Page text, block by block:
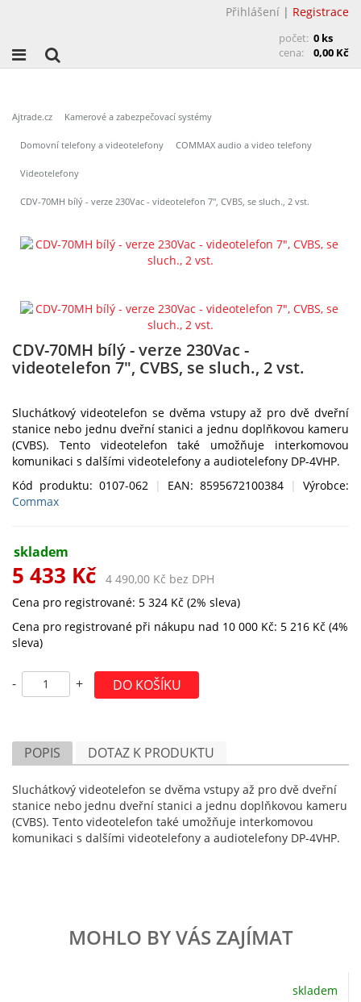
Přihlášení| Registrace
počet: 0 ks
cena:
0,00 Kč
Ajtrade.cz Kamerové a zabezpečovací systémy
Domovní telefony a videotelefony COMMAX audio a video telefony
Videotelefony
CDV-70MH bílý - verze 230Vac - videotelefon 7", CVBS, se sluch., 2 vst.
CDV-70MH bílý - verze 230Vac -
videotelefon 7", CVBS, se sluch., 2 vst.
Sluchátkový videotelefon se dvěma vstupy až pro dvě dveřní
stanice nebo jednu dveřní stanici a jednu doplňkovou kameru
(CVBS). Tento videotelefon také umožňuje interkomovou
komunikaci s dalšími videotelefony a audiotelefony DP-4VHP.
Kód produktu: 0107-062 | EAN: 8595672100384 |
Výrobce:
Commax
skladem
5 433 Kč 4 490,00 Kč bez DPH
Cena pro registrované: 5 324 Kč (2% sleva)
Cena pro registrované při nákupu nad 10 000 Kč: 5 216 Kč (4%
sleva)
- +
POPIS DOTAZ K PRODUKTU
Sluchátkový videotelefon se dvěma vstupy až pro dvě dveřní
stanice nebo jednu dveřní stanici a jednu doplňkovou kameru
(CVBS). Tento videotelefon také umožňuje interkomovou
komunikaci s dalšími videotelefony a audiotelefony DP-4VHP.
MOHLO BY VÁS ZAJÍMAT
skladem